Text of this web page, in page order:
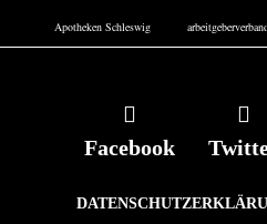
Apotheken Schleswig
Facebook